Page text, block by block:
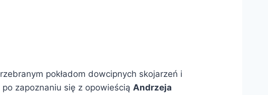
pokładom dowcipnych skojarzeń i
zapoznaniu się z opowieścią Andrzeja